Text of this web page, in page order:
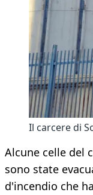
Il carcere di
Alcune celle del
sono state
d'incendio che